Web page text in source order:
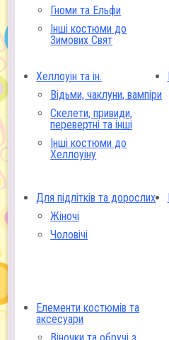
Гноми та Ельфи
Інші костюми до
Зимових Свят
Хеллоуін та ін.
Відьми, чаклуни, вампіри
Скелети, привиди,
перевертні та інші
Інші костюми до
Хеллоуіну
Для підлітків та дорослих
Жіночі
Чоловічі
Елементи костюмів та
аксесуари